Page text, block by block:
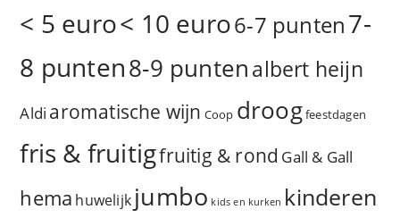
< 5 euro< 10 euro6-7 punten7-
8 punten8-9 puntenalbert heijn
Aldi aromatische wijn Coop droogfeestdagen
fris & fruitigfruitig & rond Gall & Gall
hema huwelijk jumbo kids en kurken kinderen